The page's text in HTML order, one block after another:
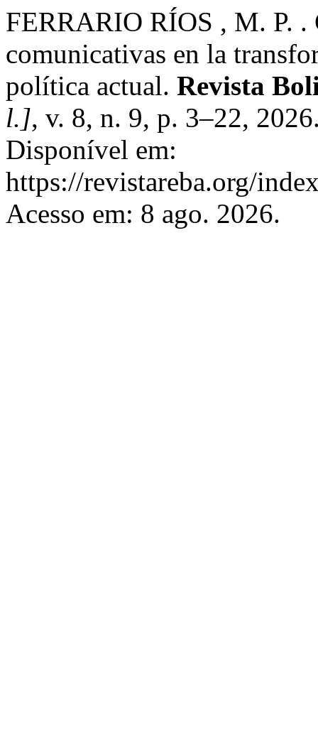
FERRARIO RÍOS , M. P. .
comunicativas en la
política actual. Revista
l.], v. 8, n. 9, p. 3–22,
Disponível em:
https://revistareba.org/
Acesso em: 8 ago. 2026.